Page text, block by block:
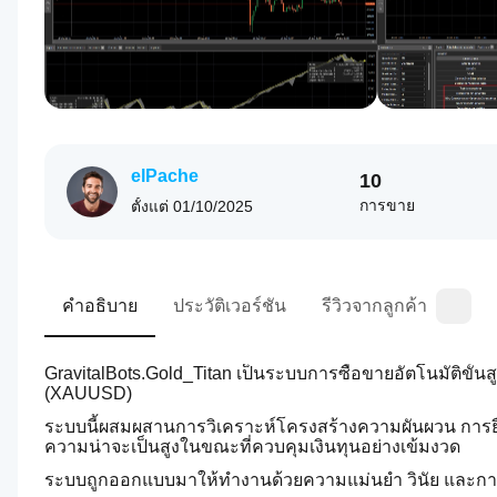
elPache
ตั้งแต่ 01/10/2025
10
การขาย
คำอธิบาย ประวัติเวอร์ชัน รีวิวจากลูกค้า
GravitalBots.Gold_Titan เป็นระบบการซื้อขายอัตโนมัติขั้
(XAUUSD)
ระบบนี้ผสมผสานการวิเคราะห์โครงสร้างความผันผวน กา
ความน่าจะเป็นสูงในขณะที่ควบคุมเงินทุนอย่างเข้มงวด
ระบบถูกออกแบบมาให้ทำงานด้วยความแม่นยำ วินัย และกา